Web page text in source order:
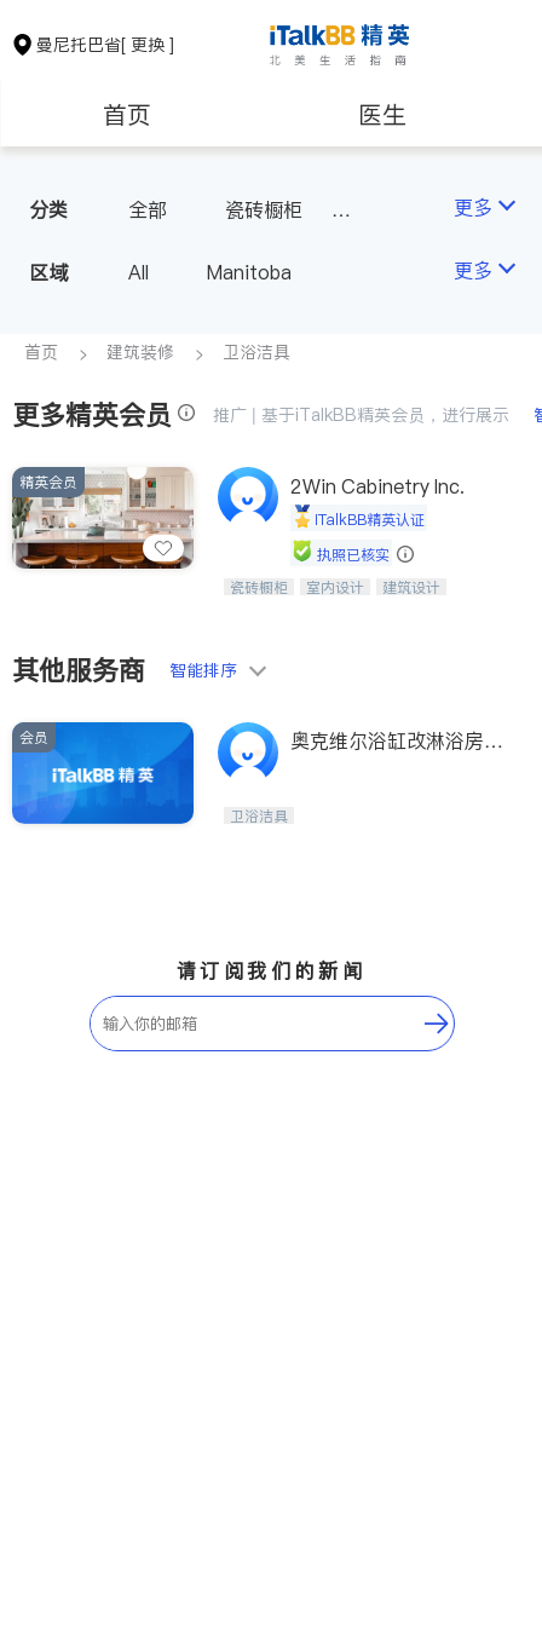
曼尼托巴省[ 更换 ]
首页 医生
会计师
分类 全部
瓷砖橱柜
更多
区域 All Manitoba 更多
首页 建筑装修 卫浴洁具
更多精英会员 推广 | 基于iTalkBB精英会员，进行展示
精英会员 2Win Cabinetry Inc.
iTalkBB精英认证
执照已核实
中华橱柜石材公司以实惠的价格提供实
家的选择。
瓷砖橱柜 室内设计
建筑设计
其他服务商 智能排序
会员
奥克维尔浴缸改淋浴房夏
卫浴洁具
请订阅我们的新闻